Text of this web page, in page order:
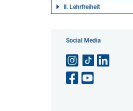
II. Lehrfreiheit
Social Media